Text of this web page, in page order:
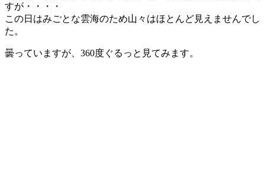
すが・・・・
この日はみごとな雲海のため山々はほとんど見えませんでし
た。
曇っていますが、360度ぐるっと見てみます。